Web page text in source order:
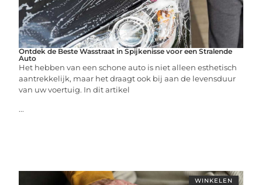
Ontdek de Beste Wasstraat in Spijkenisse voor een Stralende
Auto
Het hebben van een schone auto is niet alleen esthetisch
aantrekkelijk, maar het draagt ook bij aan de levensduur
van uw voertuig. In dit artikel
...
WINKELEN